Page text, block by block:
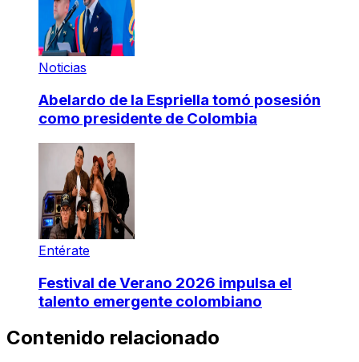
Noticias
Abelardo de la Espriella tomó posesión
como presidente de Colombia
Entérate
Festival de Verano 2026 impulsa el
talento emergente colombiano
Contenido relacionado